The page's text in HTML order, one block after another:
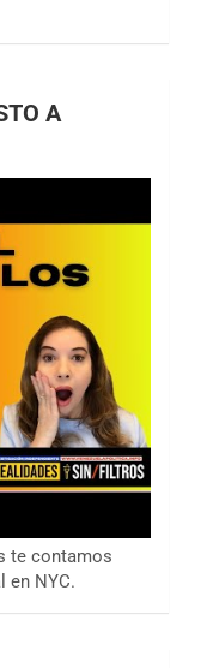
A
te contamos
en NYC.